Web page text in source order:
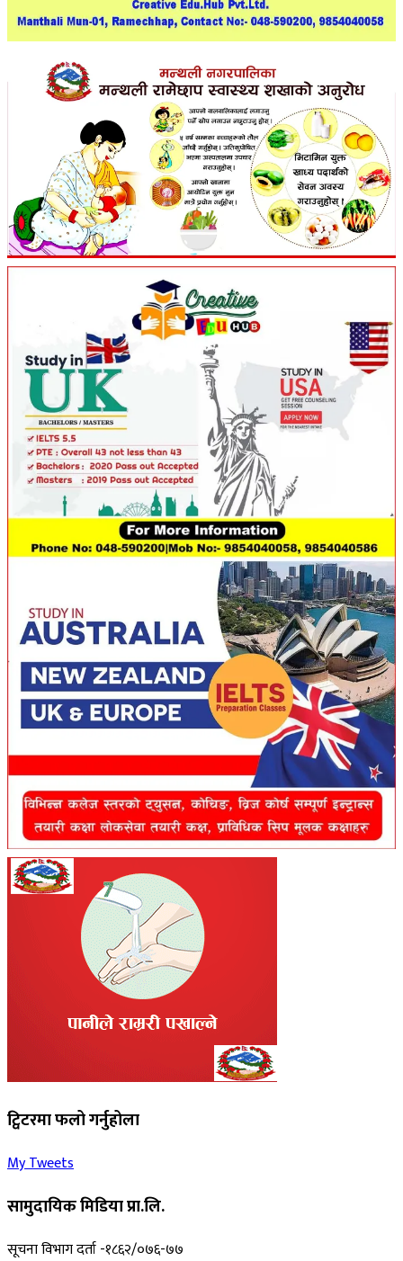
ट्विटरमा फलो गर्नुहोला
My Tweets
सामुदायिक मिडिया प्रा.लि.
सूचना विभाग दर्ता -१८६२/०७६-७७